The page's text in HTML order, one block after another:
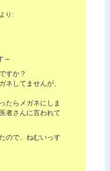
より:
～
すか？
ネしてませんが、
たらメガネにしま
者さんに言われて
ので、ねむいっす